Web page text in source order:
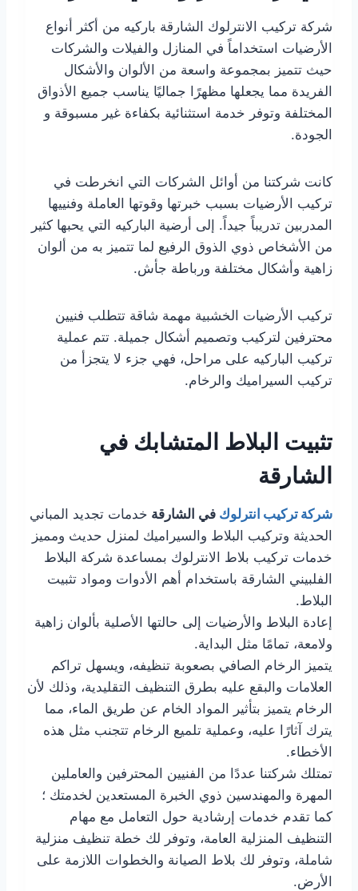
شركة تركيب الانترلوك الشارقة باركيه من أكثر أنواع
الأرضيات استخداماً في المنازل والفيلات والشركات
حيث تتميز بمجموعة واسعة من الألوان والأشكال
الفريدة مما يجعلها مظهرًا جماليًا يناسب جميع الأذواق
المختلفة وتوفر خدمة استثنائية بكفاءة غير مسبوقة و
الجودة.
كانت شركتنا من أوائل الشركات التي انخرطت في
تركيب الأرضيات بسبب خبرتها وقوتها العاملة وفنييها
المدربين تدريباً جيداً. إلى أرضية الباركيه التي يحبها كثير
من الأشخاص ذوي الذوق الرفيع لما تتميز به من ألوان
زاهية وأشكال مختلفة ورباطة جأش.
تركيب الأرضيات الخشبية مهمة شاقة تتطلب فنيين
محترفين لتركيب وتصميم أشكال جميلة. تتم عملية
تركيب الباركيه على مراحل، فهي جزء لا يتجزأ من
تركيب السيراميك والرخام.
تثبيت البلاط المتشابك في
الشارقة
شركة تركيب انترلوك في الشارقة خدمات تجديد المباني
الحديثة وتركيب البلاط والسيراميك لمنزل حديث ومميز
خدمات تركيب بلاط الانترلوك بمساعدة شركة البلاط
الفلبيني الشارقة باستخدام أهم الأدوات ومواد تثبيت
البلاط.
إعادة البلاط والأرضيات إلى حالتها الأصلية بألوان زاهية
ولامعة، تمامًا مثل البداية.
يتميز الرخام الصافي بصعوبة تنظيفه، ويسهل تراكم
العلامات والبقع عليه بطرق التنظيف التقليدية، وذلك لأن
الرخام يتميز بتأثير المواد الخام عن طريق الماء، مما
يترك آثارًا عليه، وعملية تلميع الرخام تتجنب مثل هذه
الأخطاء.
تمتلك شركتنا عددًا من الفنيين المحترفين والعاملين
المهرة والمهندسين ذوي الخبرة المستعدين لخدمتك ؛
كما تقدم خدمات إرشادية حول التعامل مع مهام
التنظيف المنزلية العامة، وتوفر لك خطة تنظيف منزلية
شاملة، وتوفر لك بلاط الصيانة والخطوات اللازمة على
الأرض.